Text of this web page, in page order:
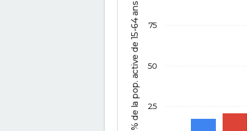
% de la pop. active de 15-64 ans 25
50
75